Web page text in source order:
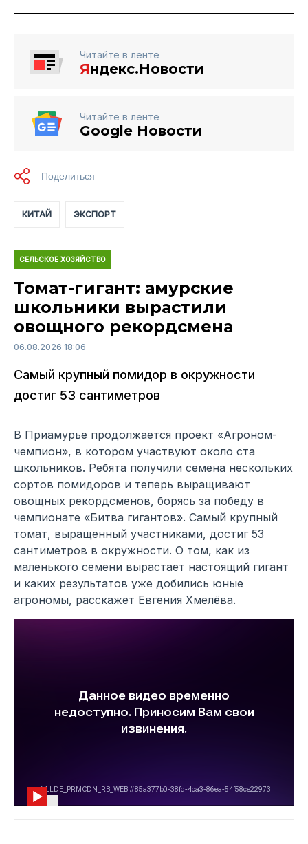
Читайте в ленте
Яндекс.Новости
Читайте в ленте
Google Новости
КИТАЙ ЭКСПОРТ
СЕЛЬСКОЕ ХОЗЯЙСТВО
Томат-гигант: амурские
школьники вырастили
овощного рекордсмена
06.08.2026 18:06
Самый крупный помидор в окружности
достиг 53 сантиметров
В Приамурье продолжается проект «Агроном-
чемпион», в котором участвуют около ста
школьников. Ребята получили семена нескольких
сортов помидоров и теперь выращивают
овощных рекордсменов, борясь за победу в
чемпионате «Битва гигантов». Самый крупный
томат, выращенный участниками, достиг 53
сантиметров в окружности. О том, как из
маленького семени вырастает настоящий гигант
и каких результатов уже добились юные
агрономы, расскажет Евгения Хмелёва.